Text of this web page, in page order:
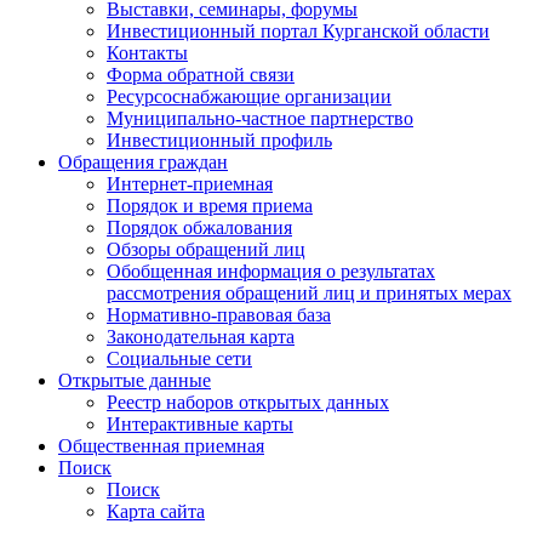
Выставки, семинары, форумы
Инвестиционный портал Курганской области
Контакты
Форма обратной связи
Ресурсоснабжающие организации
Муниципально-частное партнерство
Инвестиционный профиль
Обращения граждан
Интернет-приемная
Порядок и время приема
Порядок обжалования
Обзоры обращений лиц
Обобщенная информация о результатах
рассмотрения обращений лиц и принятых мерах
Нормативно-правовая база
Законодательная карта
Социальные сети
Открытые данные
Реестр наборов открытых данных
Интерактивные карты
Общественная приемная
Поиск
Поиск
Карта сайта